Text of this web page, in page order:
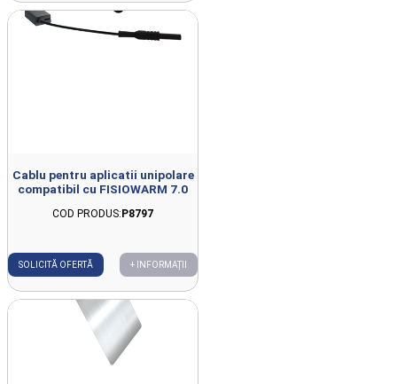
Cablu pentru aplicatii unipolare
compatibil cu FISIOWARM 7.0
COD PRODUS:P8797
SOLICITĂ OFERTĂ + INFORMAȚII